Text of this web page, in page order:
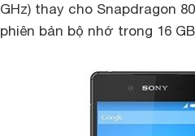
GHz) thay cho Snapdragon
phiên bản bộ nhớ trong 16